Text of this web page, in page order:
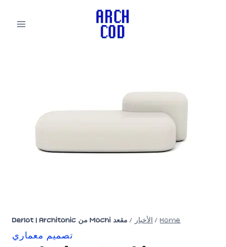
Home
/ الأخبار / مقعد Mochi من Derlot | Architonic
تصميم معماري